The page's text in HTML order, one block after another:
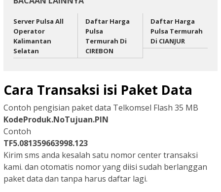
Server Pulsa All
Operator
Kalimantan
Selatan
Daftar Harga
Pulsa
Termurah Di
CIREBON
Daftar Harga
Pulsa Termurah
Di CIANJUR
Cara Transaksi isi Paket Data
Contoh pengisian paket data Telkomsel Flash 35 MB
KodeProduk.NoTujuan.PIN
Contoh
TF5.081359663998.123
Kirim sms anda kesalah satu nomor center transaksi
kami. dan otomatis nomor yang diisi sudah berlanggan
paket data dan tanpa harus daftar lagi.